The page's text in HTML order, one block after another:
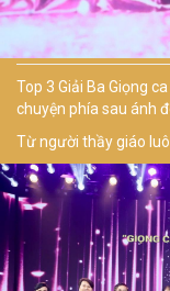
Top 3 Giải Ba Giọng
chuyện phía sau ánh
Từ người thầy giáo